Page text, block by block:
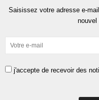
Saisissez votre adresse e-
nouvel
j'accepte de recevoir des